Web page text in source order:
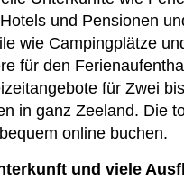
und Pensionen
wie Campingplätze
für den
für Zwei
in ganz Zeeland. Die
online buchen.
und viele